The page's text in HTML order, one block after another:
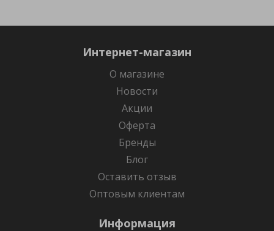
Интернет-магазин
О магазине
Новости
Акции
Оферта
Бренды
Блог
Оставить отзыв
Оптовым клиентам
Информация